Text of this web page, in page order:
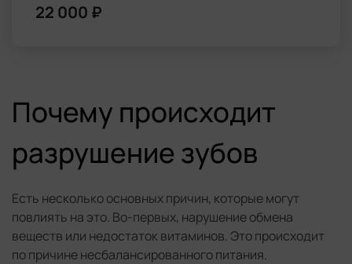
22 000 ₽
Почему происходит
разрушение зубов
Есть несколько основных причин, которые могут
повлиять на это. Во-первых, нарушение обмена
веществ или недостаток витаминов. Это происходит
по причине несбалансированного питания.